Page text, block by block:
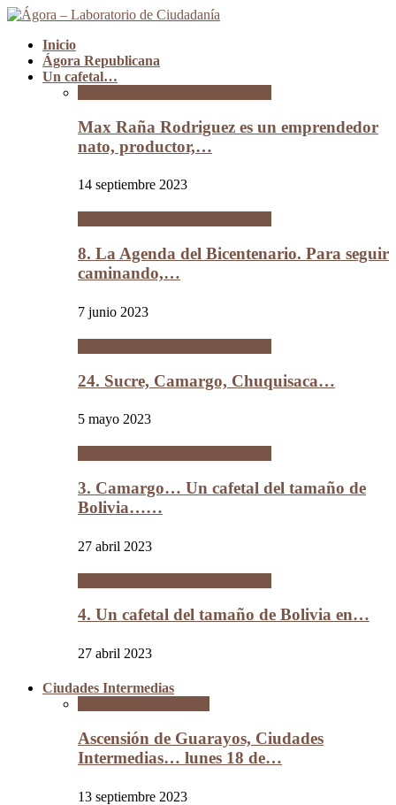
Inicio
Ágora Republicana
Un cafetal…
Max Raña Rodriguez es un emprendedor
nato, productor,…
14 septiembre 2023
8. La Agenda del Bicentenario. Para seguir
caminando,…
7 junio 2023
24. Sucre, Camargo, Chuquisaca…
5 mayo 2023
3. Camargo… Un cafetal del tamaño de
Bolivia……
27 abril 2023
4. Un cafetal del tamaño de Bolivia en…
27 abril 2023
Ciudades Intermedias
Ascensión de Guarayos, Ciudades
Intermedias… lunes 18 de…
13 septiembre 2023